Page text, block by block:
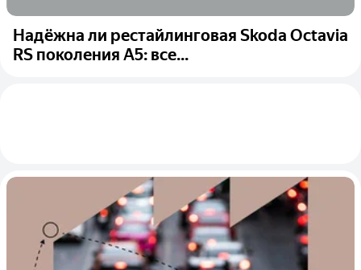
Надёжна ли рестайлинговая Skoda Octavia
RS поколения A5: все...